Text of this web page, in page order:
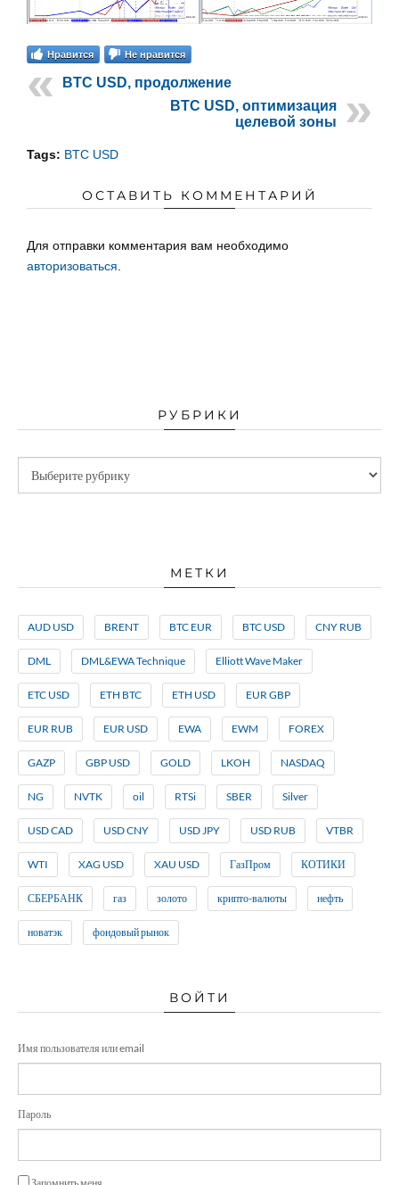
Нравится Не нравится
BTC USD, продолжение
BTC USD, оптимизация
целевой зоны
Tags: BTC USD
ОСТАВИТЬ КОММЕНТАРИЙ
Для отправки комментария вам необходимо
авторизоваться
РУБРИКИ
МЕТКИ
AUD USD BRENT BTC EUR BTC USD CNY RUB
DML DML&EWA Technique Elliott Wave Maker
ETC USD ETH BTC ETH USD EUR GBP
EUR RUB EUR USD EWA EWM FOREX
GAZP GBP USD GOLD LKOH NASDAQ
NG NVTK oil RTSi SBER Silver
USD CAD USD CNY USD JPY USD RUB VTBR
WTI XAG USD XAU USD ГазПром КОТИКИ
СБЕРБАНК газ золото крипто-валюты нефть
новатэк фондовый рынок
ВОЙТИ
Имя пользователя или email
Пароль